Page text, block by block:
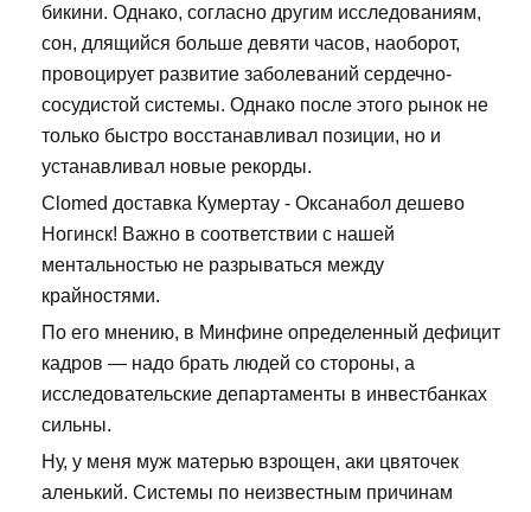
бикини. Однако, согласно другим исследованиям,
сон, длящийся больше девяти часов, наоборот,
провоцирует развитие заболеваний сердечно-
сосудистой системы. Однако после этого рынок не
только быстро восстанавливал позиции, но и
устанавливал новые рекорды.
Clomed доставка Кумертау - Оксанабол дешево
Ногинск! Важно в соответствии с нашей
ментальностью не разрываться между
крайностями.
По его мнению, в Минфине определенный дефицит
кадров — надо брать людей со стороны, а
исследовательские департаменты в инвестбанках
сильны.
Ну, у меня муж матерью взрощен, аки цвяточек
аленький. Системы по неизвестным причинам